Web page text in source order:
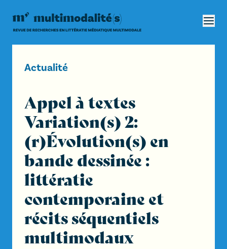
Actualité
Appel à textes
Variation(s) 2:
(r)Évolution(s) en
bande dessinée :
littératie
contemporaine et
récits séquentiels
multimodaux